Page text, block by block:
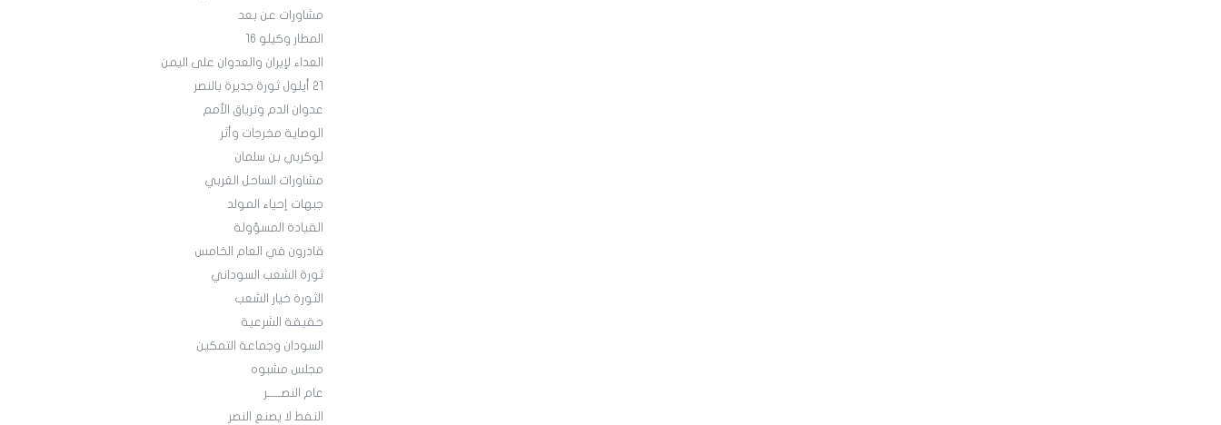
مشاورات عن بعد
المطار وكيلو 16
العداء لإيران والعدوان على اليمن
21 أيلول ثورة جديرة بالنصر
عدوان الدم وترياق الأمم
الوصاية مخرجات وأثر
لوكربي بن سلمان
مشاورات الساحل الغربي
جبهات إحياء المولد
القيادة المسؤولة
قادرون في العام الخامس
ثورة الشعب السوداني
الثورة خيار الشعب
حقيقة الشرعية
السودان وجماعة التمكين
مجلس مشبوه
عام النصـــــر
النفط لا يصنع النصر